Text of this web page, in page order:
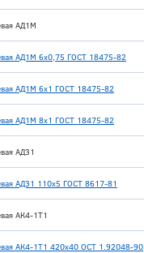
АД1М
АД1М 6х0,75 ГОСТ 18475-82
АД1М 6х1 ГОСТ 18475-82
АД1М 8х1 ГОСТ 18475-82
АД31
АД31 110х5 ГОСТ 8617-81
АК4-1Т1
АК4-1Т1 420х40 ОСТ 1.92048-90